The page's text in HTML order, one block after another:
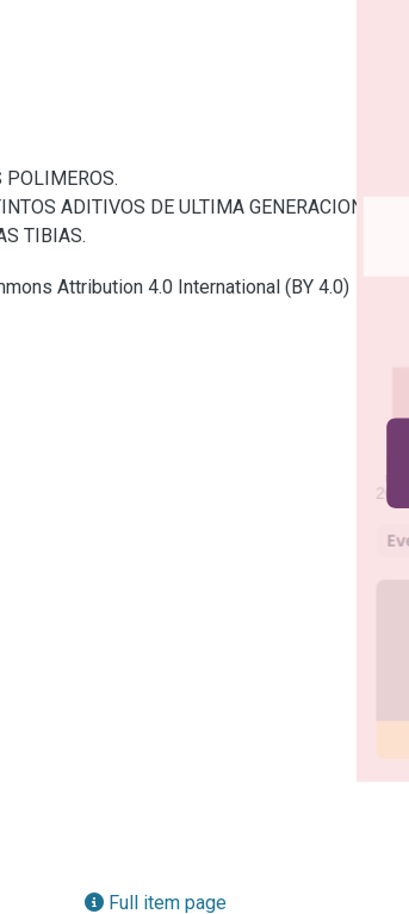
POLIMEROS.
ADITIVOS DE ULTIMA GENERACION.
TIBIAS.
Attribution 4.0 International (BY 4.0)
Full item page